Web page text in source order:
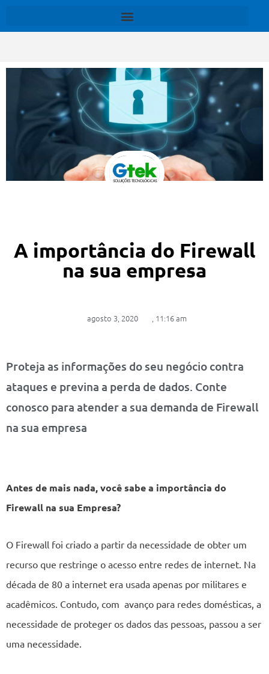
A importância do Firewall
na sua empresa
agosto 3, 2020 , 11:16 am
Proteja as informações do seu negócio contra
ataques e previna a perda de dados. Conte
conosco para atender a sua demanda de Firewall
na sua empresa
Antes de mais nada, você sabe a importância do
Firewall na sua Empresa?
O Firewall foi criado a partir da necessidade de obter um
recurso que restringe o acesso entre redes de internet. Na
década de 80 a internet era usada apenas por militares e
acadêmicos. Contudo, com avanço para redes domésticas, a
necessidade de proteger os dados das pessoas, passou a ser
uma necessidade.